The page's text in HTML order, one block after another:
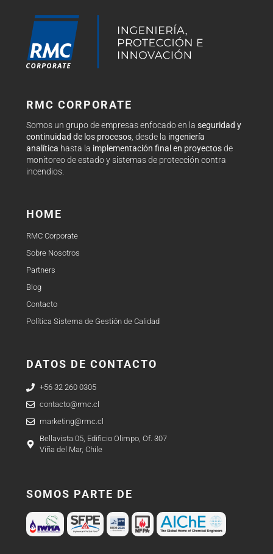
RMC CORPORATE
Somos un grupo de empresas enfocado en la seguridad y
continuidad de los procesos, desde la ingeniería
analítica hasta la implementación final en proyectosde
monitoreo de estado y sistemas de protección contra
incendios.
HOME
RMC Corporate
Sobre Nosotros
Partners
Blog
Contacto
Política Sistema de Gestión de Calidad
DATOS DE CONTACTO
+56 32 260 0305
contacto@rmc.cl
marketing@rmc.cl
Bellavista 05, Edificio Olimpo, Of. 307
Viña del Mar, Chile
SOMOS PARTE DE